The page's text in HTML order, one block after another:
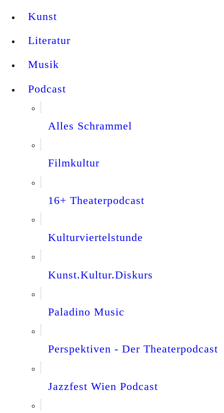
Kunst
Literatur
Musik
Podcast
Alles Schrammel
Filmkultur
16+ Theaterpodcast
Kulturviertelstunde
Kunst.Kultur.Diskurs
Paladino Music
Perspektiven - Der Theaterpodcast
Jazzfest Wien Podcast